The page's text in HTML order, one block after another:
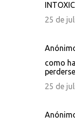
25 de
como
25 de